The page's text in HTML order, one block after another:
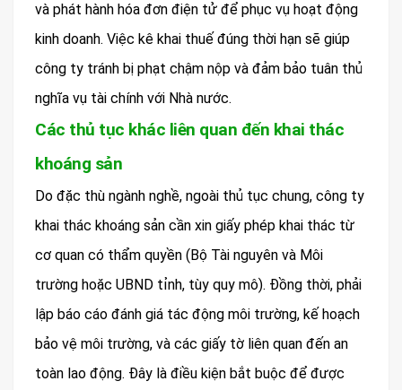
và phát hành hóa đơn điện tử để phục vụ hoạt động
kinh doanh. Việc kê khai thuế đúng thời hạn sẽ giúp
công ty tránh bị phạt chậm nộp và đảm bảo tuân thủ
nghĩa vụ tài chính với Nhà nước.
Các thủ tục khác liên quan đến khai thác
khoáng sản
Do đặc thù ngành nghề, ngoài thủ tục chung, công ty
khai thác khoáng sản cần xin giấy phép khai thác từ
cơ quan có thẩm quyền (Bộ Tài nguyên và Môi
trường hoặc UBND tỉnh, tùy quy mô). Đồng thời, phải
lập báo cáo đánh giá tác động môi trường, kế hoạch
bảo vệ môi trường, và các giấy tờ liên quan đến an
toàn lao động. Đây là điều kiện bắt buộc để được